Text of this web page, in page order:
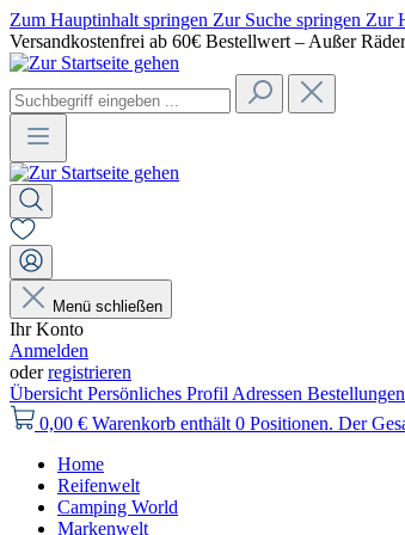
Zum Hauptinhalt springen Zur Suche springen Zur
Versandkostenfrei ab 60€ Bestellwert – Außer
Menü schließen
Ihr Konto
Anmelden
oderregistrieren
Übersicht Persönliches Profil Adressen Bestellungen
0,00 € Warenkorb enthält 0 Positionen. Der
Home
Reifenwelt
Camping World
Markenwelt